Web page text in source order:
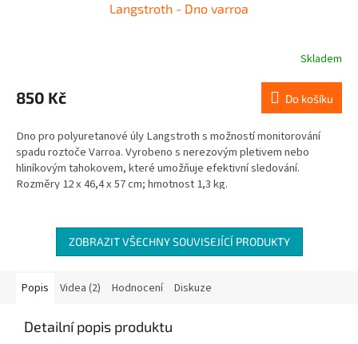
Langstroth - Dno varroa
Skladem
850 Kč Do košíku
Dno pro polyuretanové úly Langstroth s možností monitorování
spadu roztoče Varroa. Vyrobeno s nerezovým pletivem nebo
hliníkovým tahokovem, které umožňuje efektivní sledování.
Rozměry 12 x 46,4 x 57 cm; hmotnost 1,3 kg.
ZOBRAZIT VŠECHNY SOUVISEJÍCÍ PRODUKTY
Popis Videa (2) Hodnocení Diskuze
Detailní popis produktu